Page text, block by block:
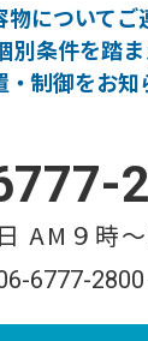
についてご
別条件を踏
・制御をお知
AM９時
6777-2800